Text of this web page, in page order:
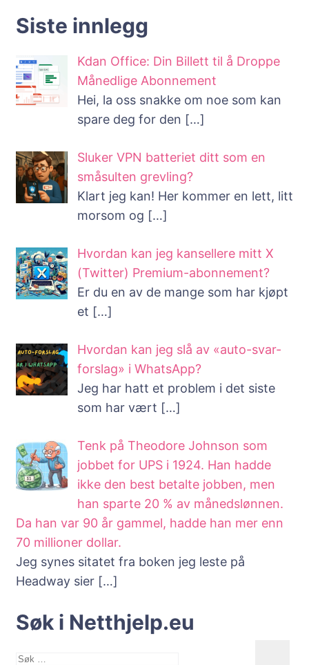
Siste innlegg
Kdan Office: Din Billett til å Droppe
Månedlige Abonnement
Hei, la oss snakke om noe som kan
spare deg for den […]
Sluker VPN batteriet ditt som en
småsulten grevling?
Klart jeg kan! Her kommer en lett, litt
morsom og […]
Hvordan kan jeg kansellere mitt X
(Twitter) Premium-abonnement?
Er du en av de mange som har kjøpt
et […]
Hvordan kan jeg slå av «auto-svar-
forslag» i WhatsApp?
Jeg har hatt et problem i det siste
som har vært […]
Tenk på Theodore Johnson som
jobbet for UPS i 1924. Han hadde
ikke den best betalte jobben, men
han sparte 20 % av månedslønnen.
Da han var 90 år gammel, hadde han mer enn
70 millioner dollar.
Jeg synes sitatet fra boken jeg leste på
Headway sier […]
Søk i Netthjelp.eu
Søk